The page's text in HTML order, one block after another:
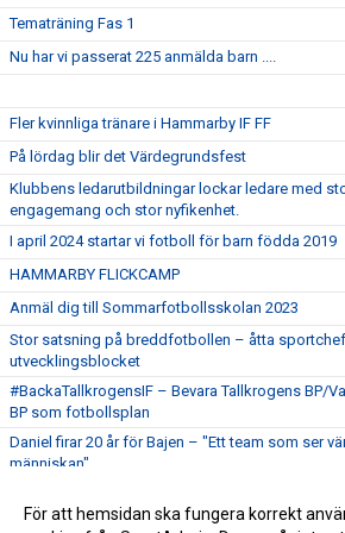
Tematräning Fas 1
Nu har vi passerat 225 anmälda barn ....
Fler kvinnliga tränare i Hammarby IF FF
På lördag blir det Värdegrundsfest
Klubbens ledarutbildningar lockar ledare med
engagemang och stor nyfikenhet.
I april 2024 startar vi fotboll för barn födda 2019
HAMMARBY FLICKCAMP
Anmäl dig till Sommarfotbollsskolan 2023
Stor satsning på breddfotbollen – åtta
utvecklingsblocket
#BackaTallkrogensIF – Bevara Tallkrogens BP/
BP som fotbollsplan
Daniel firar 20 år för Bajen – "Ett team som ser
människan"
Huski Chocolate blir huvudpartner för hela
För att hemsidan ska fungera korrekt